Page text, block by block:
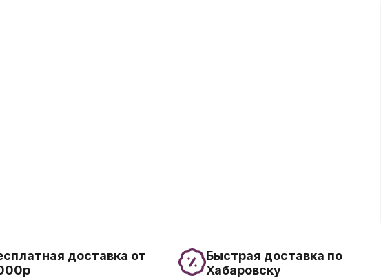
доставка от
Быстрая доставка по
Хабаровску